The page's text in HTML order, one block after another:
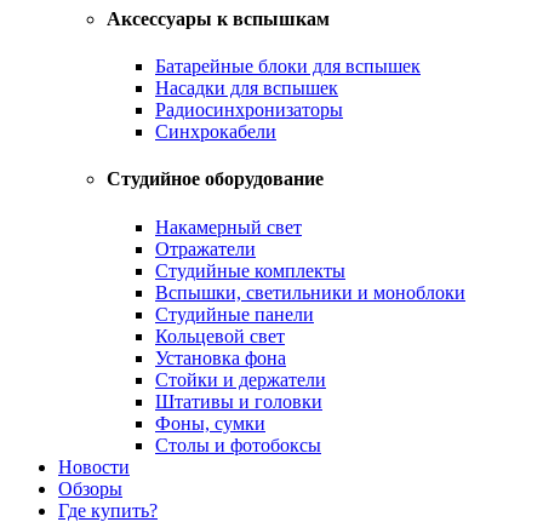
Аксессуары к вспышкам
Батарейные блоки для вспышек
Насадки для вспышек
Радиосинхронизаторы
Синхрокабели
Студийное оборудование
Накамерный свет
Отражатели
Студийные комплекты
Вспышки, светильники и моноблоки
Студийные панели
Кольцевой свет
Установка фона
Стойки и держатели
Штативы и головки
Фоны, сумки
Столы и фотобоксы
Новости
Обзоры
Где купить?